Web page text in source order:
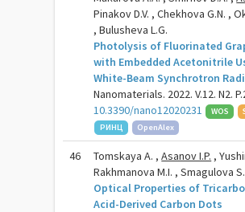
Pinakov D.V. , Chekhova G.N. ,
, Bulusheva L.G.
Photolysis of Fluorinated
with Embedded Acetonitrile
White-Beam Synchrotron
Nanomaterials. 2022. V.12. N2.
10.3390/nano12020231
WOS
РИНЦ
OpenAlex
46 Tomskaya A. ,Asanov I.P. ,
Rakhmanova M.I. , Smagulova S.
Optical Properties of
Acid-Derived Carbon Dots